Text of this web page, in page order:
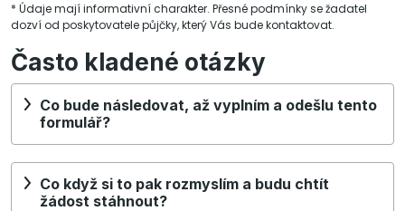
* Údaje mají informativní charakter. Přesné podmínky se žadatel
dozví od poskytovatele půjčky, který Vás bude kontaktovat.
Často kladené otázky
Co bude následovat, až vyplním a odešlu tento
formulář?
Co když si to pak rozmyslím a budu chtít
žádost stáhnout?